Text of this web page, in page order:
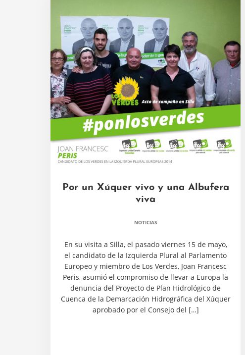
Por un Xúquer vivo y una Albufera
viva
NOTICIAS
En su visita a Silla, el pasado viernes 15 de mayo,
el candidato de la Izquierda Plural al Parlamento
Europeo y miembro de Los Verdes, Joan Francesc
Peris, asumió el compromiso de llevar a Europa la
denuncia del Proyecto de Plan Hidrológico de
Cuenca de la Demarcación Hidrográfica del Xúquer
aprobado por el Consejo del […]